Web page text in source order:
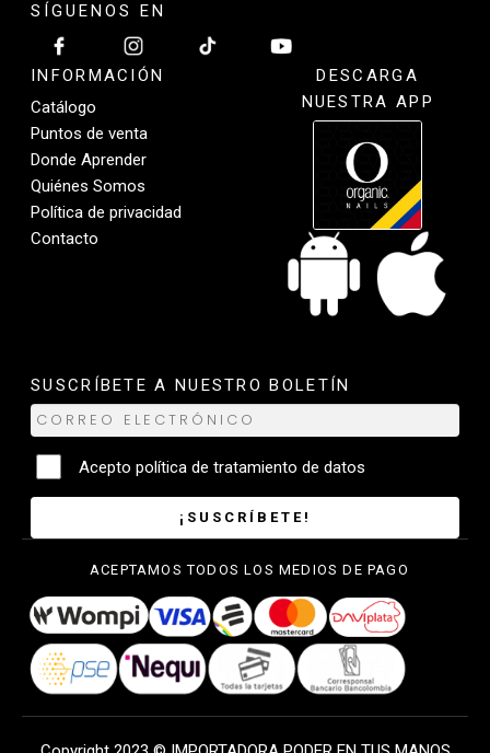
SÍGUENOS EN
INFORMACIÓN
Catálogo
Puntos de venta
Donde Aprender
Quiénes Somos
Política de privacidad
Contacto
DESCARGA
NUESTRA APP
SUSCRÍBETE A NUESTRO BOLETÍN
Acepto política de tratamiento de datos
¡SUSCRÍBETE!
ACEPTAMOS TODOS LOS MEDIOS DE PAGO